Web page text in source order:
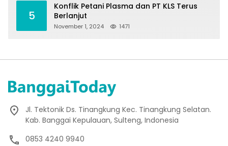
5
Konflik Petani Plasma dan PT KLS Terus
Berlanjut
November 1, 2024 1471
Jl. Tektonik Ds. Tinangkung Kec. Tinangkung Selatan.
Kab. Banggai Kepulauan, Sulteng, Indonesia
0853 4240 9940